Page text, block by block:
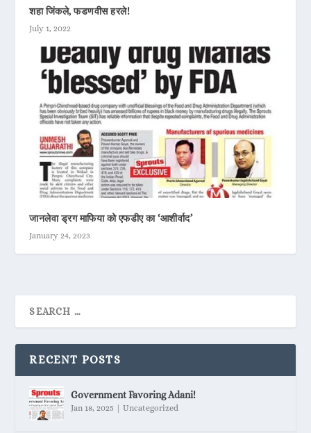
शहा जिंकले, फडणवीस हरले!
July 1, 2022
जानलेवा ड्रग माफिया को एफडीए का ‘आशीर्वाद’
January 24, 2023
RECENT POSTS
Government Favoring Adani!
Jan 18, 2025 |Uncategorized